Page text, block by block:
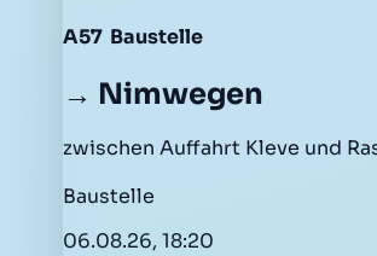
A57 Baustelle
→ Nimwegen
zwischen Auffahrt Kleve und
Baustelle
06.08.26, 18:20